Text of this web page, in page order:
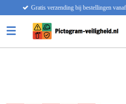
naar
de
hoofdinhoud
vanaf €60